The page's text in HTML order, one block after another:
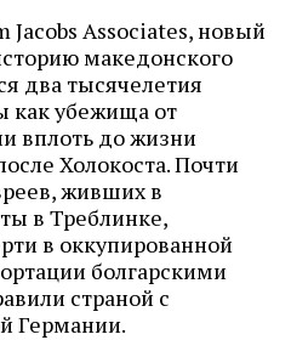
Associates, новый
македонского
два тысячелетия
как убежища от
вплоть до жизни
Холокоста. Почти
живших в
в Треблинке,
в оккупированной
болгарскими
страной с
Германии.